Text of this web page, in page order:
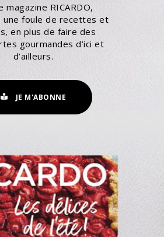
magazine RICARDO,
une foule de recettes et
en plus de faire des
gourmandes d’ici et
d’ailleurs.
JE M'ABONNE